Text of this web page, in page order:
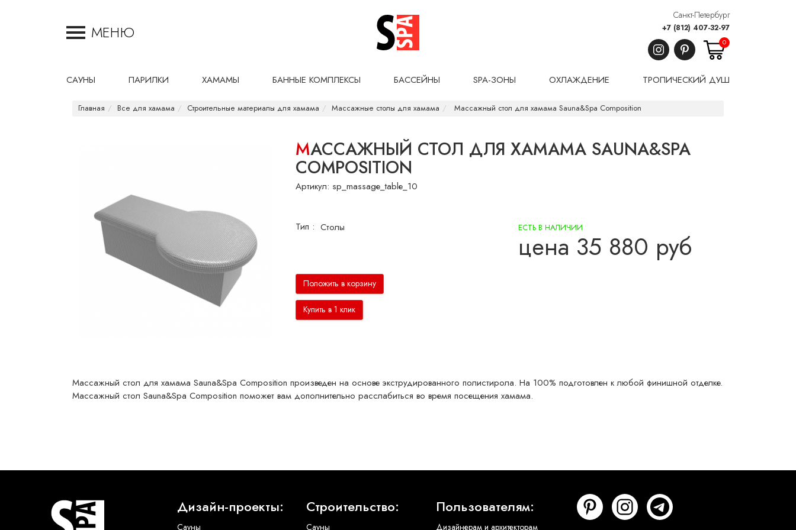
МЕНЮ
Санкт-Петербург
+7 (812) 407-32-97
0
САУНЫ ПАРИЛКИ ХАМАМЫ БАННЫЕ КОМПЛЕКСЫ БАССЕЙНЫ SPA-ЗОНЫ ОХЛАЖДЕНИЕ ТРОПИЧЕСКИЙ ДУШ
Главная Все для хамама Строительные материалы для хамама Массажные столы для хамама Массажный стол для хамама Sauna&Spa Composition
МАССАЖНЫЙ СТОЛ ДЛЯ ХАМАМА SAUNA&SPA
COMPOSITION
Артикул: sp_massage_table_10
Тип : Столы ЕСТЬ В НАЛИЧИИ
цена 35 880 руб
Положить в корзину
Купить в 1 клик
Массажный стол для хамама Sauna&Spa Composition произведен на основе экструдированного полистирола. На 100% подготовлен к любой финишной отделке.
Массажный стол Sauna&Spa Composition поможет вам дополнительно расслабиться во время посещения хамама.
Дизайн-проекты:
Сауны
Строительство:
Сауны
Пользователям:
Дизайнерам и архитекторам